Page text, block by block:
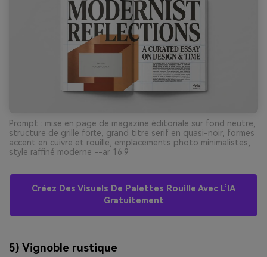
Prompt : mise en page de magazine éditoriale sur fond neutre,
structure de grille forte, grand titre serif en quasi-noir, formes
accent en cuivre et rouille, emplacements photo minimalistes,
style raffiné moderne --ar 16:9
Créez Des Visuels De Palettes Rouille Avec L’IA
Gratuitement
5) Vignoble rustique